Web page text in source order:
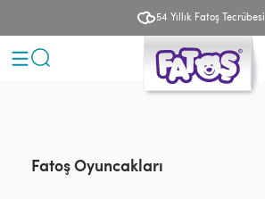
54 Yıllık Fatoş Tecrübesi
Fatoş Oyuncakları